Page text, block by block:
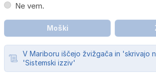
Ne vem.
Moški
V Mariboru iščejo žvižgača in 'skrivajo
'Sistemski izziv'